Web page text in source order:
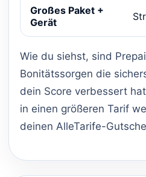
Großes Paket +
Gerät
Wie du siehst, sind
Bonitätssorgen die
dein Score verbessert
in einen größeren Tarif
deinen AlleTarife-